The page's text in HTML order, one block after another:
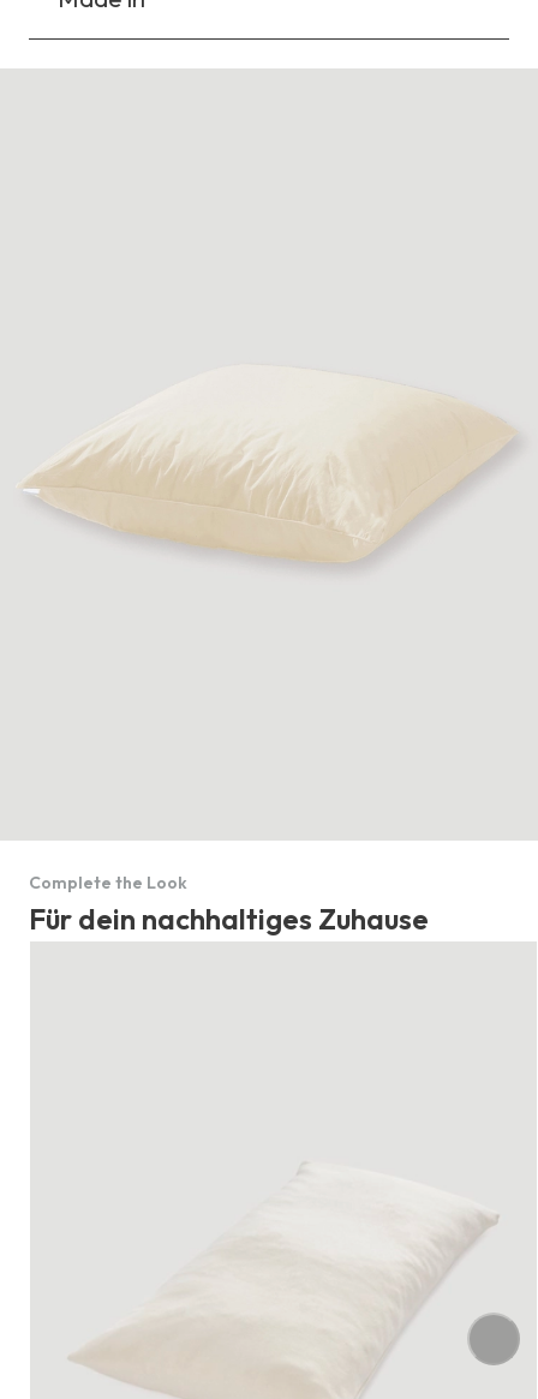
Complete the Look
Für dein nachhaltiges Zuhause